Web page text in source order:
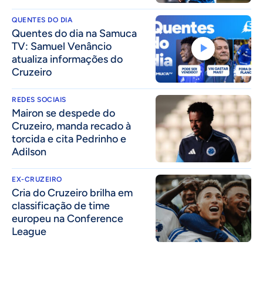
QUENTES DO DIA
Quentes do dia na Samuca
TV: Samuel Venâncio
atualiza informações do
Cruzeiro
REDES SOCIAIS
Mairon se despede do
Cruzeiro, manda recado à
torcida e cita Pedrinho e
Adilson
EX-CRUZEIRO
Cria do Cruzeiro brilha em
classificação de time
europeu na Conference
League